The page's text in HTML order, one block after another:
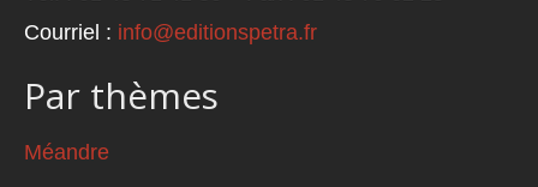
Courriel : info@editionspetra.fr
Par thèmes
Méandre